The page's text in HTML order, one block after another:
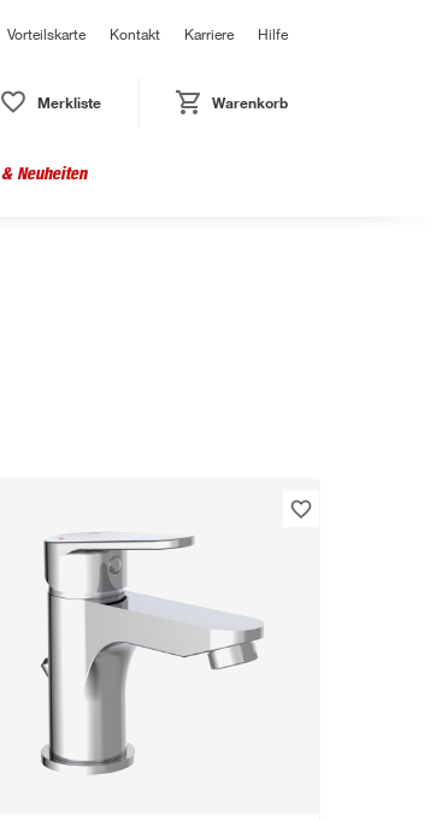
Vorteilskarte Kontakt Karriere Hilfe
Merkliste Warenkorb
Neuheiten